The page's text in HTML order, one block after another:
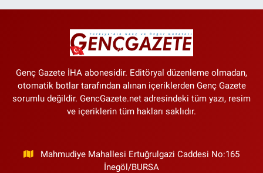
Genç Gazete İHA abonesidir. Editöryal düzenleme olmadan,
otomatik botlar tarafından alınan içeriklerden Genç Gazete
sorumlu değildir. GencGazete.net adresindeki tüm yazı, resim
ve içeriklerin tüm hakları saklıdır.
Mahmudiye Mahallesi Ertuğrulgazi Caddesi No:165
İnegöl/BURSA